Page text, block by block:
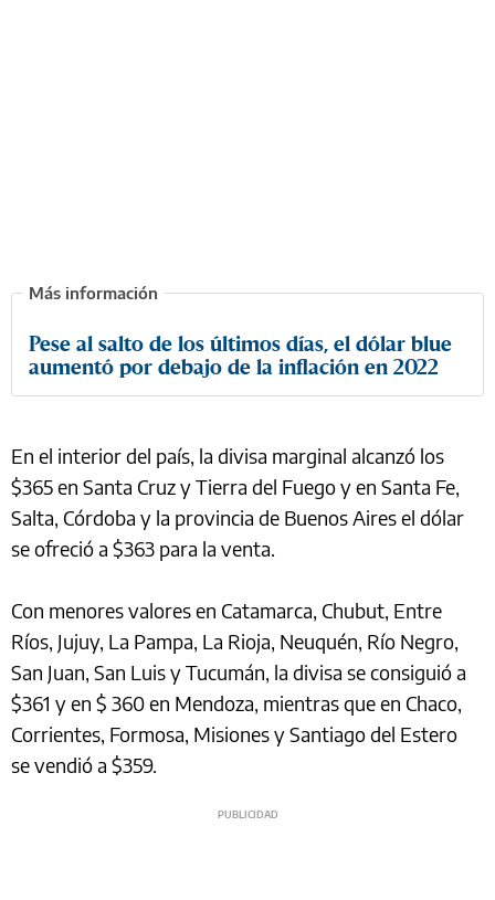
Pese al salto de los últimos días, el dólar blue
aumentó por debajo de la inflación en 2022
En el interior del país, la divisa marginal alcanzó los
$365 en Santa Cruz y Tierra del Fuego y en Santa Fe,
Salta, Córdoba y la provincia de Buenos Aires el dólar
se ofreció a $363 para la venta.
Con menores valores en Catamarca, Chubut, Entre
Ríos, Jujuy, La Pampa, La Rioja, Neuquén, Río Negro,
San Juan, San Luis y Tucumán, la divisa se consiguió a
$361 y en $ 360 en Mendoza, mientras que en Chaco,
Corrientes, Formosa, Misiones y Santiago del Estero
se vendió a $359.